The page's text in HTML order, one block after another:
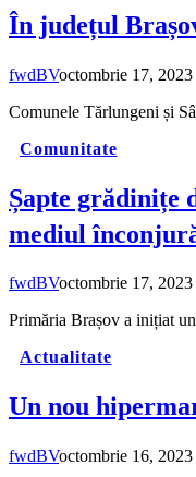
În județul
fwdBVoctombrie 17, 2023
Comunele Tărlungeni și
Comunitate
Șapte grădinițe
mediul
fwdBVoctombrie 17, 2023
Primăria Brașov a inițiat
Actualitate
Un nou
fwdBVoctombrie 16, 2023